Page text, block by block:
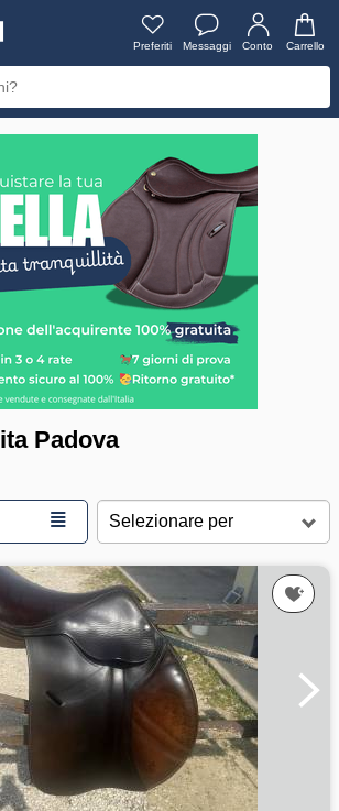
Preferiti Messaggi Conto Carrello
Padova
≣